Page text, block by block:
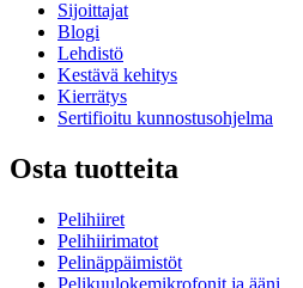
Sijoittajat
Blogi
Lehdistö
Kestävä kehitys
Kierrätys
Sertifioitu kunnostusohjelma
Osta tuotteita
Pelihiiret
Pelihiirimatot
Pelinäppäimistöt
Pelikuulokemikrofonit ja ääni